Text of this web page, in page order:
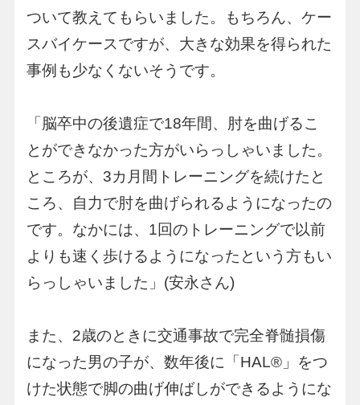
ついて教えてもらいました。もちろん、ケー
スバイケースですが、大きな効果を得られた
事例も少なくないそうです。
「脳卒中の後遺症で18年間、肘を曲げるこ
とができなかった方がいらっしゃいました。
ところが、3カ月間トレーニングを続けたと
ころ、自力で肘を曲げられるようになったの
です。なかには、1回のトレーニングで以前
よりも速く歩けるようになったという方もい
らっしゃいました」(安永さん)
また、2歳のときに交通事故で完全脊髄損傷
になった男の子が、数年後に「HAL®︎」をつ
けた状態で脚の曲げ伸ばしができるようにな